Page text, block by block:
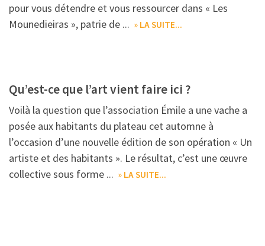
pour vous détendre et vous ressourcer dans « Les
Mounedieiras », patrie de ... » LA SUITE...
Qu’est-ce que l’art vient faire ici ?
Voilà la question que l’association Émile a une vache a
posée aux habitants du plateau cet automne à
l’occasion d’une nouvelle édition de son opération « Un
artiste et des habitants ». Le résultat, c’est une œuvre
collective sous forme ... » LA SUITE...